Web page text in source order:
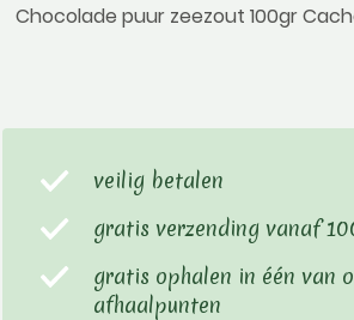
Chocolade puur zeezout 100gr
veilig betalen
gratis verzending vanaf
gratis ophalen in één van
afhaalpunten